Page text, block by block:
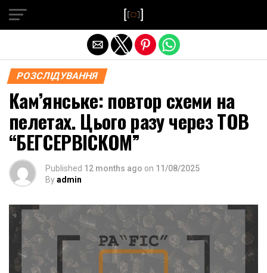
РОЗСЛІДУВАННЯ
Кам’янське: повтор схеми на
пелетах. Цього разу через ТОВ
“БЕГСЕРВІСКОМ”
Published 12 months ago on 11/08/2025
Byadmin
Exit mobile version